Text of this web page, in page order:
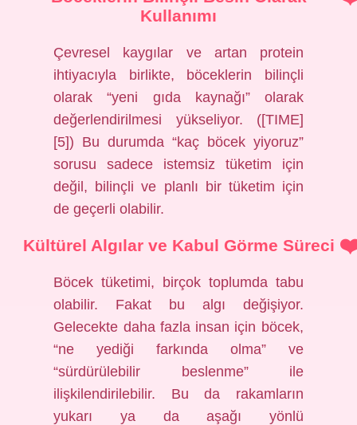
Kullanımı
Çevresel kaygılar ve artan protein
ihtiyacıyla birlikte, böceklerin bilinçli
olarak “yeni gıda kaynağı” olarak
değerlendirilmesi yükseliyor. ([TIME]
[5]) Bu durumda “kaç böcek yiyoruz”
sorusu sadece istemsiz tüketim için
değil, bilinçli ve planlı bir tüketim için
de geçerli olabilir.
Kültürel Algılar ve Kabul Görme Süreci
Böcek tüketimi, birçok toplumda tabu
olabilir. Fakat bu algı değişiyor.
Gelecekte daha fazla insan için böcek,
“ne yediği farkında olma” ve
“sürdürülebilir beslenme” ile
ilişkilendirilebilir. Bu da rakamların
yukarı ya da aşağı yönlü